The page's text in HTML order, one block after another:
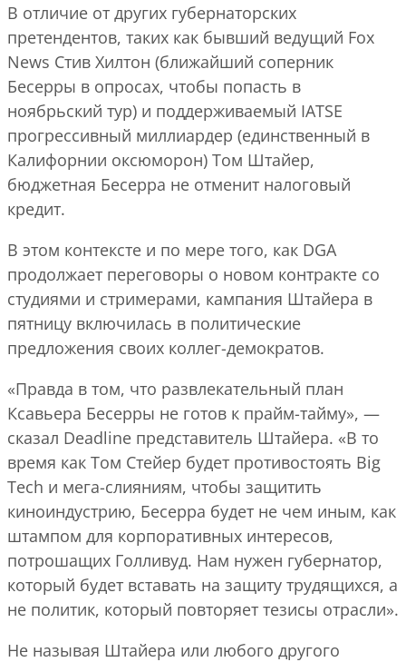
В отличие от других губернаторских
претендентов, таких как бывший ведущий Fox
News Стив Хилтон (ближайший соперник
Бесерры в опросах, чтобы попасть в
ноябрьский тур) и поддерживаемый IATSE
прогрессивный миллиардер (единственный в
Калифорнии оксюморон) Том Штайер,
бюджетная Бесерра не отменит налоговый
кредит.
В этом контексте и по мере того, как DGA
продолжает переговоры о новом контракте со
студиями и стримерами, кампания Штайера в
пятницу включилась в политические
предложения своих коллег-демократов.
«Правда в том, что развлекательный план
Ксавьера Бесерры не готов к прайм-тайму», —
сказал Deadline представитель Штайера. «В то
время как Том Стейер будет противостоять Big
Tech и мега-слияниям, чтобы защитить
киноиндустрию, Бесерра будет не чем иным, как
штампом для корпоративных интересов,
потрошащих Голливуд. Нам нужен губернатор,
который будет вставать на защиту трудящихся, а
не политик, который повторяет тезисы отрасли».
Не называя Штайера или любого другого